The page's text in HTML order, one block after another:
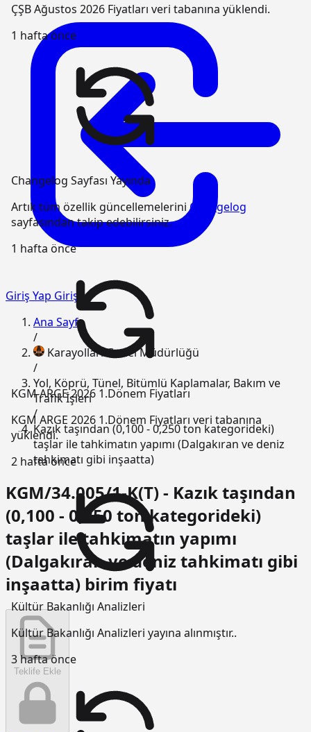
ÇŞB Ağustos 2026 Fiyatları veri tabanına yüklendi.
1 hafta önce
Changelog Sayfası Yayında
Artık tüm özellik güncellemeleriniChangelog
sayfasından takip edebilirsiniz.
1 hafta önce
KGM ARGE 2026 1.Dönem Fiyatları
KGM ARGE 2026 1.Dönem Fiyatları veri tabanına
yüklendi.
2 hafta önce
Kültür Bakanlığı Analizleri
Kültür Bakanlığı Analizleri yayına alınmıştır..
3 hafta önce
Giriş Yap Giriş
Ana Sayfa
/
Karayolları Genel Müdürlüğü
/
Yol, Köprü, Tünel, Bitümlü Kaplamalar, Bakım ve
Trafik İşleri
/
Kazık taşından (0,100 - 0,250 ton kategorideki)
taşlar ile tahkimatın yapımı (Dalgakıran ve deniz
tahkimatı gibi inşaatta)
KGM/34.005/1-K(T) - Kazık taşından
(0,100 - 0,250 ton kategorideki)
taşlar ile tahkimatın yapımı
(Dalgakıran ve deniz tahkimatı gibi
inşaatta) birim fiyatı
Teklife Ekle